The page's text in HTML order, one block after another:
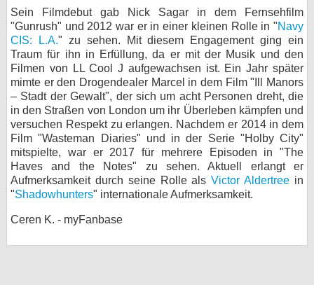
Sein Filmdebut gab Nick Sagar in dem Fernsehfilm
"Gunrush" und 2012 war er in einer kleinen Rolle in "Navy
CIS: L.A." zu sehen. Mit diesem Engagement ging ein
Traum für ihn in Erfüllung, da er mit der Musik und den
Filmen von LL Cool J aufgewachsen ist. Ein Jahr später
mimte er den Drogendealer Marcel in dem Film "Ill Manors
– Stadt der Gewalt", der sich um acht Personen dreht, die
in den Straßen von London um ihr Überleben kämpfen und
versuchen Respekt zu erlangen. Nachdem er 2014 in dem
Film "Wasteman Diaries" und in der Serie "Holby City"
mitspielte, war er 2017 für mehrere Episoden in "The
Haves and the Notes" zu sehen. Aktuell erlangt er
Aufmerksamkeit durch seine Rolle alsVictor Aldertree in
"Shadowhunters" internationale Aufmerksamkeit.
Ceren K. - myFanbase
Forum
bei X
bei Facebook
Kontakt
Nutzungsbedingungen
Datenschutz
Impressum